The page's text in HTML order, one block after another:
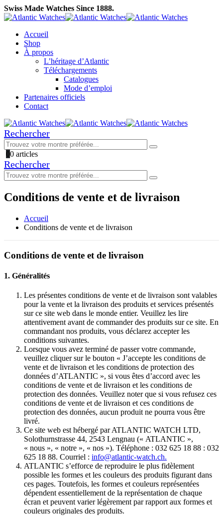
Swiss Made Watches Since 1888.
Accueil
Shop
À propos
L’héritage d’Atlantic
Téléchargements
Catalogues
Mode d’emploi
Partenaires officiels
Contact
Rechercher
00 articles
Rechercher
Conditions de vente et de livraison
Accueil
Conditions de vente et de livraison
Conditions de vente et de livraison
1. Généralités
Les présentes conditions de vente et de livraison sont valables
pour la vente et la livraison des produits et services présentés
sur ce site web dans le monde entier. Veuillez les lire
attentivement avant de commander des produits sur ce site. En
commandant nos produits, vous déclarez accepter les
conditions suivantes.
Lorsque vous avez terminé de passer votre commande,
veuillez cliquer sur le bouton « J’accepte les conditions de
vente et de livraison et les conditions de protection des
données d’ATLANTIC », si vous êtes d’accord avec les
conditions de vente et de livraison et les conditions de
protection des données. Veuillez noter que si vous refusez ces
conditions de vente et de livraison et ces conditions de
protection des données, aucun produit ne pourra vous être
livré.
Ce site web est hébergé par ATLANTIC WATCH LTD,
Solothurnstrasse 44, 2543 Lengnau (« ATLANTIC »,
« nous », « notre », « nos »). Téléphone : 032 625 18 88 : 032
625 18 88. Courriel : info@atlantic-watch.ch.
ATLANTIC s’efforce de reproduire le plus fidèlement
possible les formes et les couleurs des produits figurant dans
ces pages. Toutefois, les formes et couleurs représentées
dépendent essentiellement de la représentation de chaque
écran et peuvent varier légèrement par rapport aux formes et
couleurs originales des produits.